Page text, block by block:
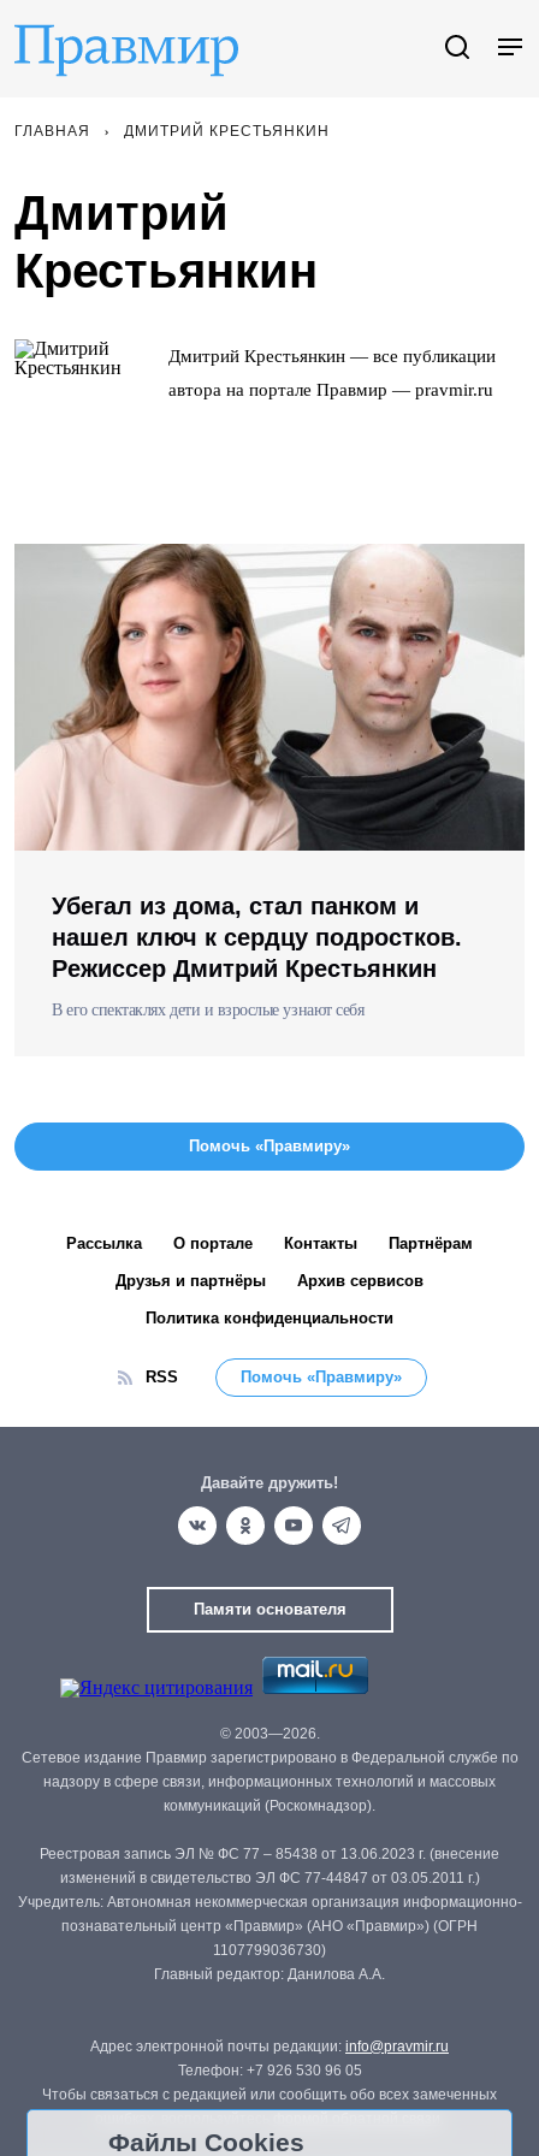
ГЛАВНАЯ ДМИТРИЙ КРЕСТЬЯНКИН
Дмитрий
Крестьянкин
Дмитрий Крестьянкин — все публикации
автора на портале Правмир — pravmir.ru
Убегал из дома, стал панком и
нашел ключ к сердцу подростков.
Режиссер Дмитрий Крестьянкин
В его спектаклях дети и взрослые узнают себя
Помочь «Правмиру»
Рассылка О портале Контакты Партнёрам
Друзья и партнёры Архив сервисов
Политика конфиденциальности
RSS Помочь «Правмиру»
Давайте дружить!
Памяти основателя
© 2003—2026.
Сетевое издание Правмир зарегистрировано в Федеральной службе по
надзору в сфере связи, информационных технологий и массовых
коммуникаций (Роскомнадзор).
Реестровая запись ЭЛ № ФС 77 – 85438 от 13.06.2023 г. (внесение
изменений в свидетельство ЭЛ ФС 77-44847 от 03.05.2011 г.)
Учредитель: Автономная некоммерческая организация информационно-
познавательный центр «Правмир» (АНО «Правмир») (ОГРН
1107799036730)
Главный редактор: Данилова А.А.
Адрес электронной почты редакции: info@pravmir.ru
Телефон: +7 926 530 96 05
Чтобы связаться с редакцией или сообщить обо всех замеченных
Файлы Cookies